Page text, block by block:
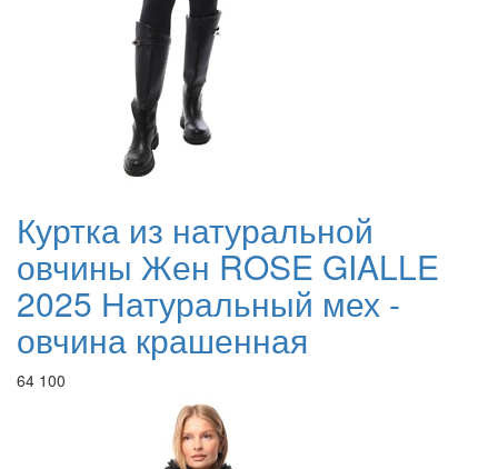
Куртка из натуральной
овчины Жен ROSE GIALLE
2025 Натуральный мех -
овчина крашенная
64 100